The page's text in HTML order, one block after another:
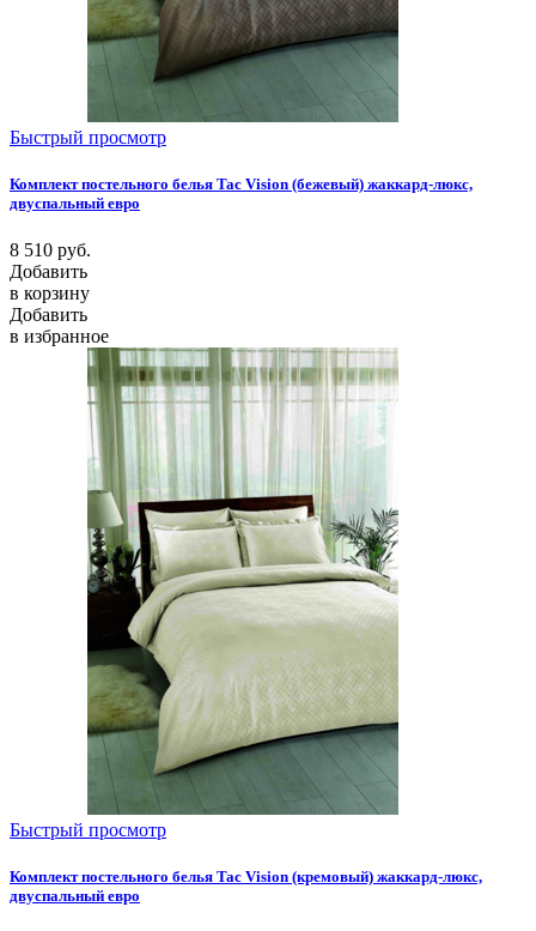
Быстрый просмотр
Комплект постельного белья Tac Vision (бежевый) жаккард-люкс,
двуспальный евро
8 510 руб.
Добавить
в корзину
Добавить
в избранное
Быстрый просмотр
Комплект постельного белья Tac Vision (кремовый) жаккард-люкс,
двуспальный евро